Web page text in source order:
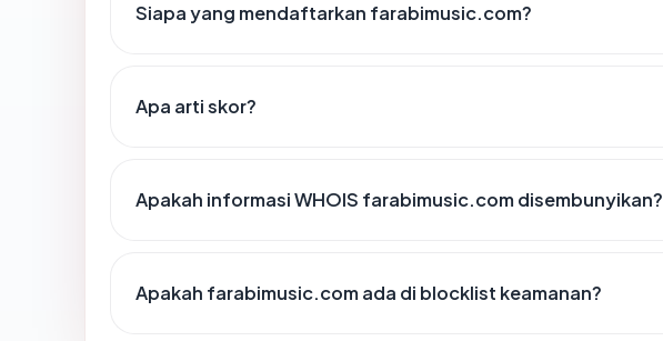
Siapa yang mendaftarkan farabimusic.com?
Apa arti skor?
Apakah informasi WHOIS farabimusic.com disembunyikan?
Apakah farabimusic.com ada di blocklist keamanan?